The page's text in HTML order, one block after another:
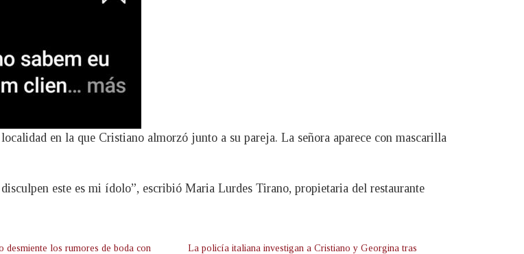
en la que Cristiano almorzó junto a su pareja. La señora aparece con mascarilla
este es mi ídolo”, escribió Maria Lurdes Tirano, propietaria del restaurante
desmiente los rumores de boda con
La policía italiana investigan a Cristiano y Georgina tras